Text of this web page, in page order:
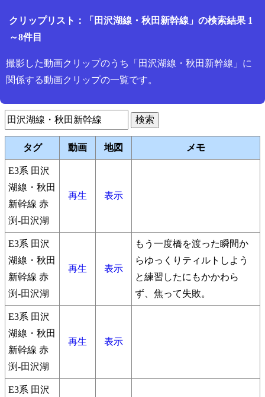
クリップリスト：「田沢湖線・秋田新幹線」の検索結果 1
～8件目
撮影した動画クリップのうち「田沢湖線・秋田新幹線」に
関係する動画クリップの一覧です。
タグ 動画 地図 メモ
E3系 田沢
湖線・秋田
新幹線 赤
渕-田沢湖
再生 表示
E3系 田沢
湖線・秋田
新幹線 赤
渕-田沢湖
再生 表示
もう一度橋を渡った瞬間か
らゆっくりティルトしよう
と練習したにもかかわら
ず、焦って失敗。
E3系 田沢
湖線・秋田
新幹線 赤
渕-田沢湖
再生 表示
E3系 田沢